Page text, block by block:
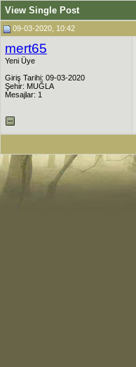
View Single Post
09-03-2020, 10:42
mert65
Yeni Üye
Giriş Tarihi: 09-03-2020
Şehir: MUĞLA
Mesajlar: 1